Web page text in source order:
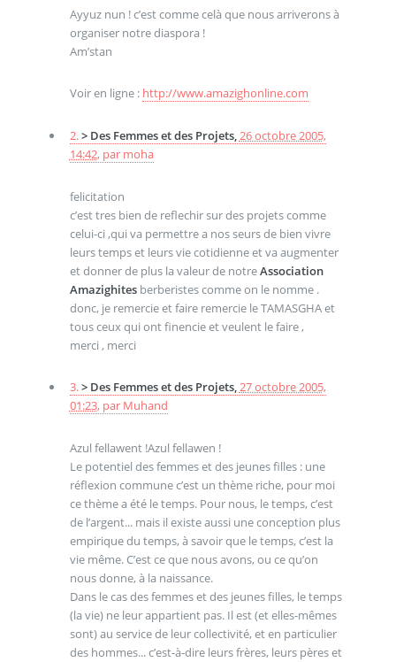
Ayyuz nun ! c’est comme celà que nous arriverons à
organiser notre diaspora !
Am’stan
Voir en ligne : http://www.amazighonline.com
2.> Des Femmes et des Projets,26 octobre 2005,
14:42, par moha
felicitation
c’est tres bien de reflechir sur des projets comme
celui-ci ,qui va permettre a nos seurs de bien vivre
leurs temps et leurs vie cotidienne et va augmenter
et donner de plus la valeur de notreAssociation
Amazighitesberberistes comme on le nomme .
donc, je remercie et faire remercie le TAMASGHA et
tous ceux qui ont finencie et veulent le faire ,
merci , merci
3.> Des Femmes et des Projets,27 octobre 2005,
01:23, par Muhand
Azul fellawent !Azul fellawen !
Le potentiel des femmes et des jeunes filles : une
réflexion commune c’est un thème riche, pour moi
ce thème a été le temps. Pour nous, le temps, c’est
de l’argent... mais il existe aussi une conception plus
empirique du temps, à savoir que le temps, c’est la
vie même. C’est ce que nous avons, ou ce qu’on
nous donne, à la naissance.
Dans le cas des femmes et des jeunes filles, le temps
(la vie) ne leur appartient pas. Il est (et elles-mêmes
sont) au service de leur collectivité, et en particulier
des hommes... c’est-à-dire leurs frères, leurs pères et